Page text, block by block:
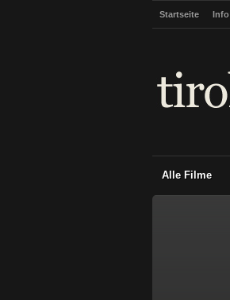
Startseite Info
Alle Filme